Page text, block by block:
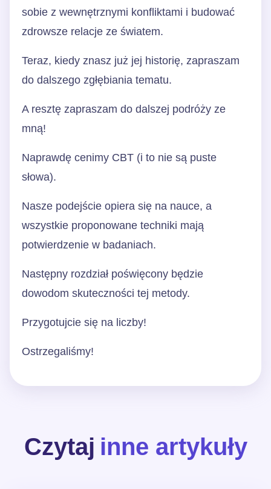
sobie z wewnętrznymi konfliktami i budować
zdrowsze relacje ze światem.
Teraz, kiedy znasz już jej historię, zapraszam
do dalszego zgłębiania tematu.
A resztę zapraszam do dalszej podróży ze
mną!
Naprawdę cenimy CBT (i to nie są puste
słowa).
Nasze podejście opiera się na nauce, a
wszystkie proponowane techniki mają
potwierdzenie w badaniach.
Następny rozdział poświęcony będzie
dowodom skuteczności tej metody.
Przygotujcie się na liczby!
Ostrzegaliśmy!
Czytaj inne artykuły